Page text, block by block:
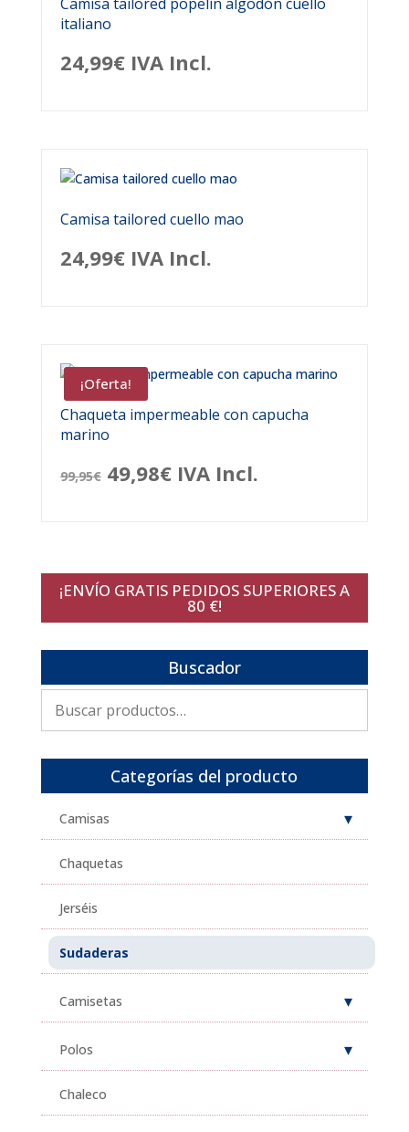
italiano
24,99€ IVA Incl.
Camisa tailored cuello mao
24,99€ IVA Incl.
¡Oferta!
Chaqueta impermeable con capucha
marino
99,95€ El
era:
49,98€El
es:
49,98€.
IVA Incl.
¡ENVÍO GRATIS PEDIDOS SUPERIORES A
80 €!
Buscador
por:
Categorías del producto
Camisas
Chaquetas
Jerséis
Sudaderas
Camisetas
Polos
Chaleco